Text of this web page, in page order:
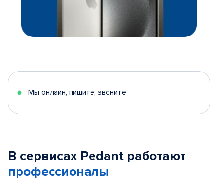
Мы онлайн, пишите, звоните
В сервисах Pedant работают
профессионалы